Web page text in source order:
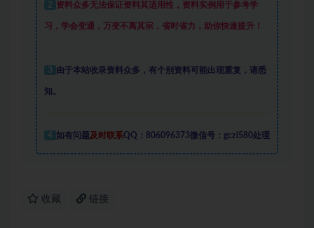
2 资料众多无法保证资料其适用性，资料实例 用于参考学
习，学会变通，万变不离其宗，省时省力，助你快速提升！
3 由于本站收录资料众多，有个别资料可能出现重复，请悉
知。
4 如有问题 及时联系QQ：806096373微信号：gczl580处理
收藏 链接